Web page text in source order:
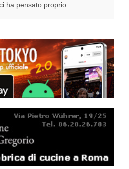
ha pensato proprio